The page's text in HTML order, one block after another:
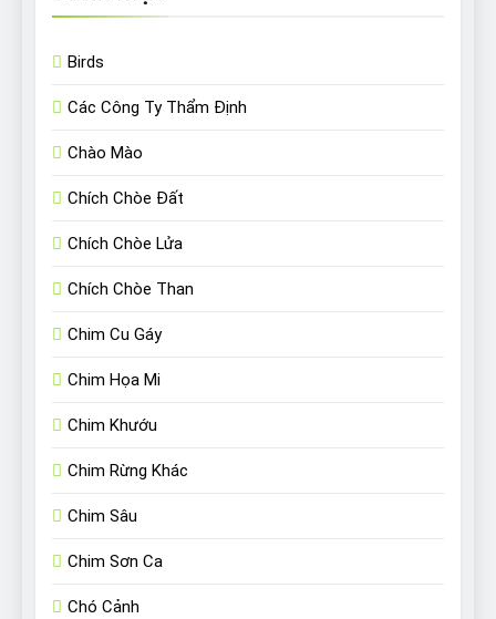
Birds
Các Công Ty Thẩm Định
Chào Mào
Chích Chòe Đất
Chích Chòe Lửa
Chích Chòe Than
Chim Cu Gáy
Chim Họa Mi
Chim Khướu
Chim Rừng Khác
Chim Sâu
Chim Sơn Ca
Chó Cảnh